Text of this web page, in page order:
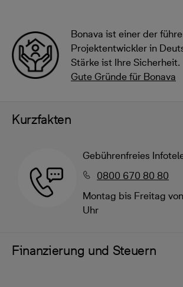
Bonava ist einer der
Projektentwickler in
Stärke ist Ihre Sicherheit.
Gute Gründe für Bonava
Kurzfakten
Gebührenfreies
0800 670 80 80
Montag bis Freitag
Uhr
Finanzierung und Steuern